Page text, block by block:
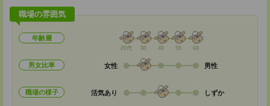
職場の雰囲気
年齢層
20代 30 40 50 60
男女比率 女性 男性
職場の様子 活気あり しずか